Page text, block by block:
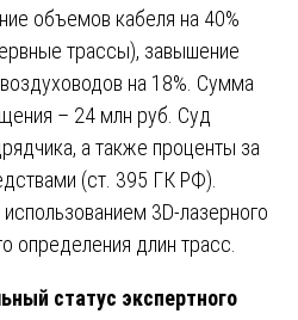
объемов кабеля на 40%
трассы), завышение
на 18%. Сумма
– 24 млн руб. Суд
а также проценты за
(ст. 395 ГК РФ).
3D-лазерного
определения длин трасс.
статус экспертного